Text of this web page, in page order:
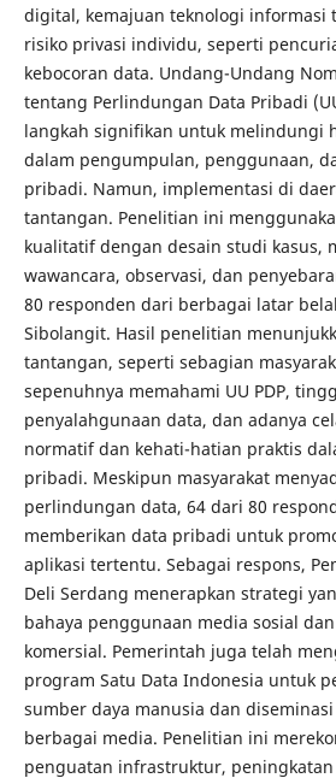
digital, kemajuan teknologi informasi
risiko privasi individu, seperti
kebocoran data. Undang-Undang
tentang Perlindungan Data Pribadi
langkah signifikan untuk melindungi
dalam pengumpulan, penggunaan,
pribadi. Namun, implementasi di
tantangan. Penelitian ini
kualitatif dengan desain studi kasus,
wawancara, observasi, dan
80 responden dari berbagai latar
Sibolangit. Hasil penelitian
tantangan, seperti sebagian
sepenuhnya memahami UU PDP,
penyalahgunaan data, dan adanya
normatif dan kehati-hatian praktis
pribadi. Meskipun masyarakat
perlindungan data, 64 dari 80
memberikan data pribadi untuk
aplikasi tertentu. Sebagai respons,
Deli Serdang menerapkan strategi
bahaya penggunaan media sosial
komersial. Pemerintah juga telah
program Satu Data Indonesia untuk
sumber daya manusia dan
berbagai media. Penelitian ini
penguatan infrastruktur,